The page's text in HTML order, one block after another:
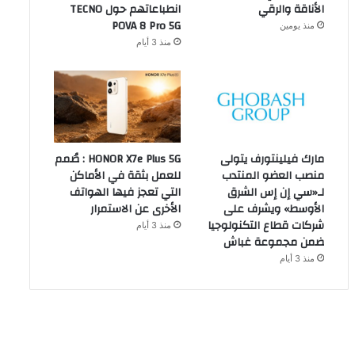
الأناقة والرقي
منذ يومين
انطباعاتهم حول TECNO
POVA 8 Pro 5G
منذ 3 أيام
مارك فيلينتورف يتولى
منصب العضو المنتدب
لـ«سي إن إس الشرق
الأوسط» ويشرف على
شركات قطاع التكنولوجيا
ضمن مجموعة غباش
منذ 3 أيام
HONOR X7e Plus 5G : صُمم
للعمل بثقة في الأماكن
التي تعجز فيها الهواتف
الأخرى عن الاستمرار
منذ 3 أيام